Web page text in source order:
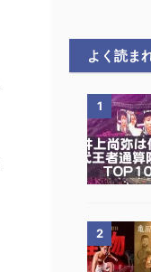
よく読ま
1
2